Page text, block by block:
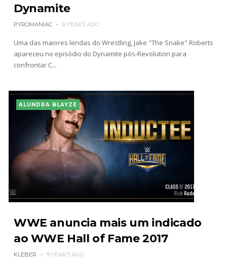
Dynamite
PYROMANIAC 6 YEARS AGO
Uma das maiores lendas do Wrestling, Jake "The Snake" Roberts
apareceu no episódio do Dynamite pós-Revolution para
confrontar C...
ALUNDRA BLAYZE
WWE anuncia mais um indicado
ao WWE Hall of Fame 2017
KLEBER 9 YEARS AGO